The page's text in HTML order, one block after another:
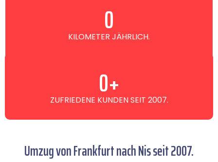
KILOMETER JÄHRLICH.
0
ZUFRIEDENE KUNDEN SEIT 2007.
0+
Umzug von Frankfurt nach Nis seit 2007.